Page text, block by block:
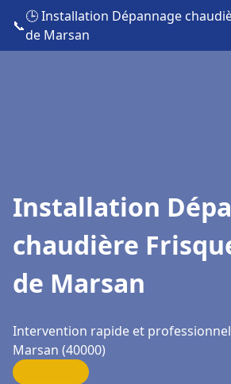
📞
🕒 Installation Dépannage
de Marsan
Installation
chaudière
de Marsan
Intervention rapide et
Marsan (40000)